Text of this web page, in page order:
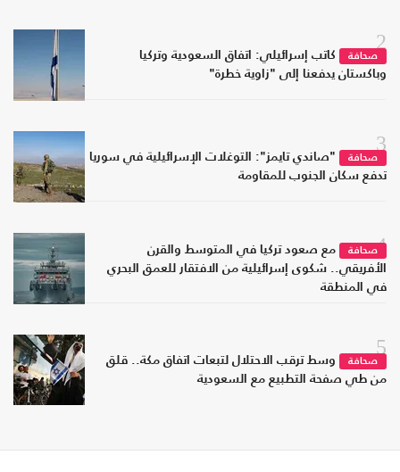
2
صحافة
كاتب إسرائيلي: اتفاق السعودية وتركيا
وباكستان يدفعنا إلى "زاوية خطرة"
3
صحافة
"صاندي تايمز": التوغلات الإسرائيلية في سوريا
تدفع سكان الجنوب للمقاومة
4صحافة
مع صعود تركيا في المتوسط والقرن
الأفريقي.. شكوى إسرائيلية من الافتقار للعمق البحري
في المنطقة
5
صحافة
وسط ترقب الاحتلال لتبعات اتفاق مكة.. قلق
من طي صفحة التطبيع مع السعودية